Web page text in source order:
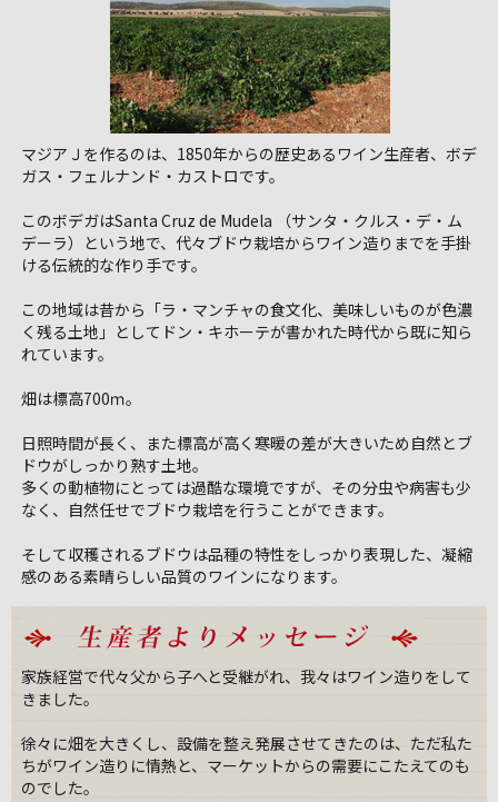
マジアＪを作るのは、1850年からの歴史あるワイン生産者、ボデ
ガス・フェルナンド・カストロです。
このボデガはSanta Cruz de Mudela （サンタ・クルス・デ・ム
デーラ）という地で、代々ブドウ栽培からワイン造りまでを手掛
ける伝統的な作り手です。
この地域は昔から「ラ・マンチャの食文化、美味しいものが色濃
く残る土地」としてドン・キホーテが書かれた時代から既に知ら
れています。
畑は標高700ｍ。
日照時間が長く、また標高が高く寒暖の差が大きいため自然とブ
ドウがしっかり熟す土地。
多くの動植物にとっては過酷な環境ですが、その分虫や病害も少
なく、自然任せでブドウ栽培を行うことができます。
そして収穫されるブドウは品種の特性をしっかり表現した、凝縮
感のある素晴らしい品質のワインになります。
家族経営で代々父から子へと受継がれ、我々はワイン造りをして
きました。
徐々に畑を大きくし、設備を整え発展させてきたのは、ただ私た
ちがワイン造りに情熱と、マーケットからの需要にこたえてのも
のでした。